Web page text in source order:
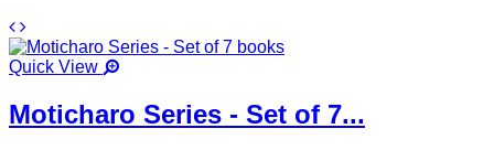
Quick View
Moticharo Series - Set of 7...